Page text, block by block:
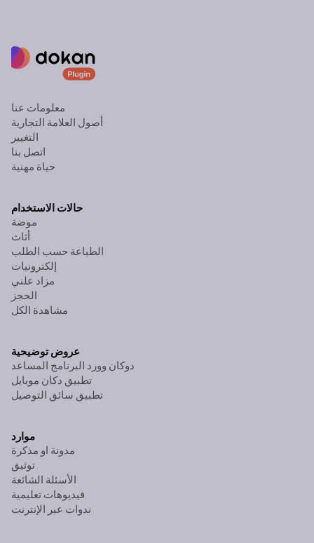
معلومات عنا
أصول العلامة التجارية
التغيير
اتصل بنا
حياة مهنية
حالات الاستخدام
موضة
أثاث
الطباعة حسب الطلب
إلكترونيات
مزاد علني
الحجز
مشاهدة الكل
عروض توضيحية
دوكان وورد البرنامج المساعد
تطبيق دكان موبايل
تطبيق سائق التوصيل
موارد
مدونة او مذكرة
توثيق
الأسئلة الشائعة
فيديوهات تعليمية
ندوات عبر الإنترنت